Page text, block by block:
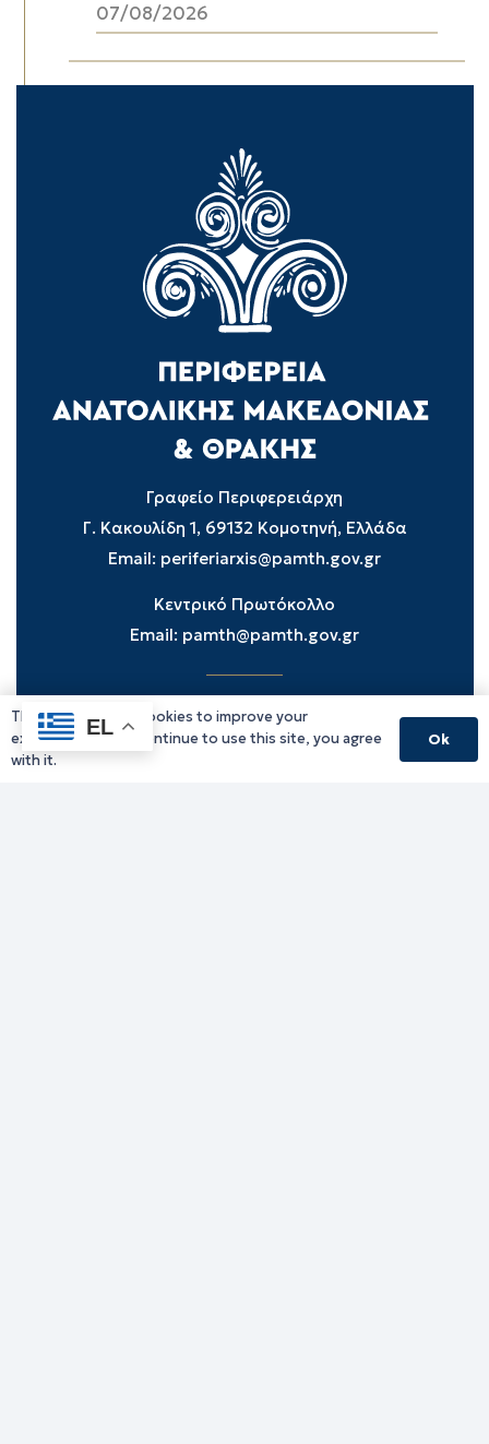
07/08/2026
Γραφείο Περιφερειάρχη
Γ. Κακουλίδη 1, 69132 Κομοτηνή, Ελλάδα
Email: periferiarxis@pamth.gov.gr
Κεντρικό Πρωτόκολλο
Email: pamth@pamth.gov.gr
Υπηρεσίες Δράμας
Υπηρεσίες Καβάλας
EL
This website uses cookies to improve your
experience. If you continue to use this site, you agree
with it.
Ok